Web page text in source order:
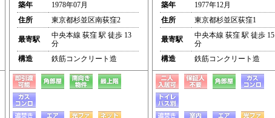
築年
1978年07月
住所
東京都杉並区南荻窪2
最寄駅
中央本線 荻窪 駅 徒歩 13
分
構造
鉄筋コンクリート造
築年
1977年12月
住所
東京都杉並区荻窪1
最寄駅
中央本線 荻窪 駅 徒歩 15
分
構造
鉄筋コンクリート造